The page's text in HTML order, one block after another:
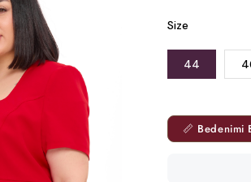
Size
44
📏 Bedenimi